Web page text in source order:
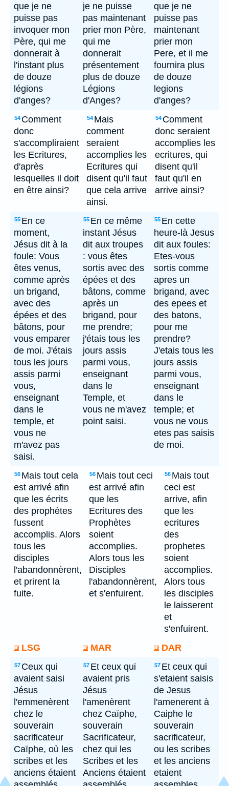
que je ne
puisse pas
invoquer mon
Père, qui me
donnerait à
l'instant plus
de douze
légions
d'anges?
je ne puisse
pas maintenant
prier mon Père,
qui me
donnerait
présentement
plus de douze
Légions
d'Anges?
que je ne
puisse pas
maintenant
prier mon
Pere, et il me
fournira plus
de douze
legions
d'anges?
54 Comment
donc
s'accompliraient
les Ecritures,
d'après
lesquelles il doit
en être ainsi?
54 Mais
comment
seraient
accomplies les
Ecritures qui
disent qu'il faut
que cela arrive
ainsi.
54 Comment
donc seraient
accomplies les
ecritures, qui
disent qu'il
faut qu'il en
arrive ainsi?
55 En ce
moment,
Jésus dit à la
foule: Vous
êtes venus,
comme après
un brigand,
avec des
épées et des
bâtons, pour
vous emparer
de moi. J'étais
tous les jours
assis parmi
vous,
enseignant
dans le
temple, et
vous ne
m'avez pas
saisi.
55 En ce même
instant Jésus
dit aux troupes
: vous êtes
sortis avec des
épées et des
bâtons, comme
après un
brigand, pour
me prendre;
j'étais tous les
jours assis
parmi vous,
enseignant
dans le
Temple, et
vous ne m'avez
point saisi.
55 En cette
heure-là Jesus
dit aux foules:
Etes-vous
sortis comme
apres un
brigand, avec
des epees et
des batons,
pour me
prendre?
J'etais tous les
jours assis
parmi vous,
enseignant
dans le
temple; et
vous ne vous
etes pas saisis
de moi.
56 Mais tout cela
est arrivé afin
que les écrits
des prophètes
fussent
accomplis. Alors
tous les
disciples
l'abandonnèrent,
et prirent la
fuite.
56 Mais tout ceci
est arrivé afin
que les
Ecritures des
Prophètes
soient
accomplies.
Alors tous les
Disciples
l'abandonnèrent,
et s'enfuirent.
56 Mais tout
ceci est
arrive, afin
que les
ecritures
des
prophetes
soient
accomplies.
Alors tous
les disciples
le laisserent
et
s'enfuirent.
LSG
MAR DAR
57 Ceux qui
avaient saisi
Jésus
l'emmenèrent
chez le
souverain
sacrificateur
Caïphe, où les
scribes et les
anciens étaient
57 Et ceux qui
avaient pris
Jésus
l'amenèrent
chez Caïphe,
souverain
Sacrificateur,
chez qui les
Scribes et les
Anciens étaient
57 Et ceux qui
s'etaient saisis
de Jesus
l'amenerent à
Caiphe le
souverain
sacrificateur,
ou les scribes
et les anciens
etaient